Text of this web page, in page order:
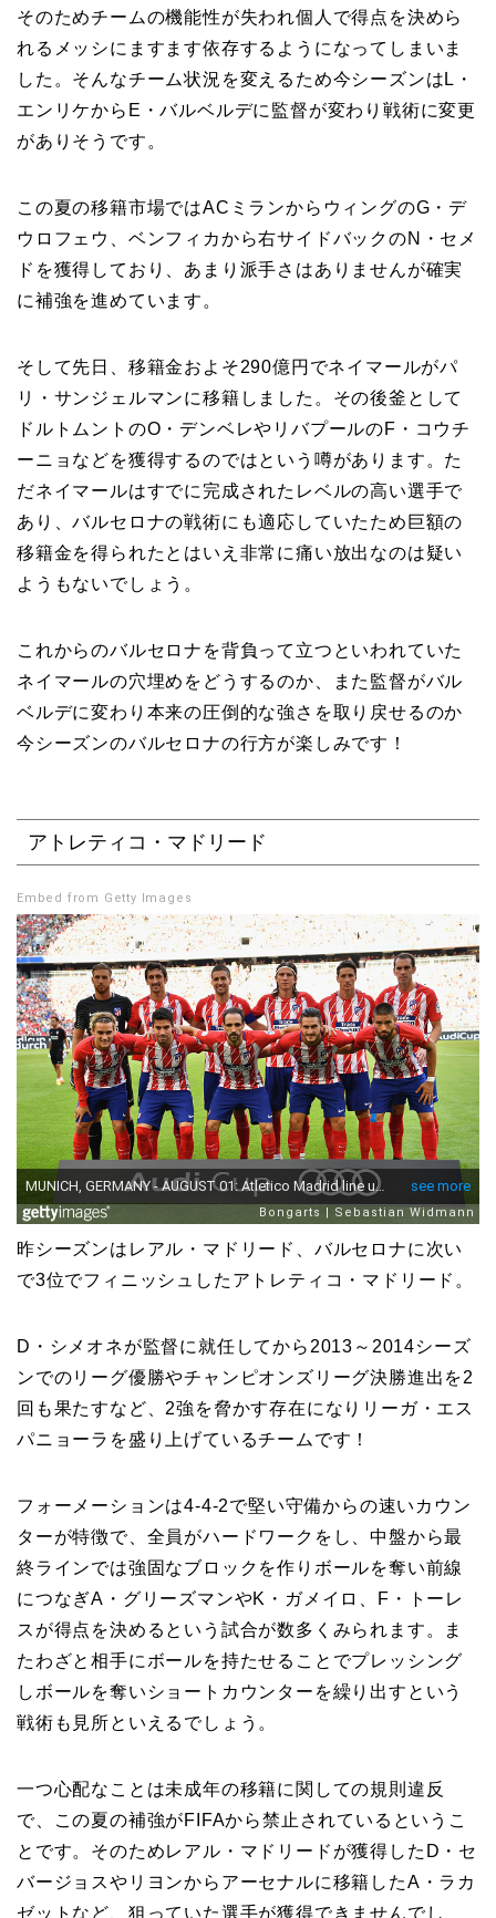
そのためチームの機能性が失われ個人で得点を決めら
れるメッシにますます依存するようになってしまいま
した。そんなチーム状況を変えるため今シーズンはL・
エンリケからE・バルベルデに監督が変わり戦術に変更
がありそうです。
この夏の移籍市場ではACミランからウィングのG・デ
ウロフェウ、ベンフィカから右サイドバックのN・セメ
ドを獲得しており、あまり派手さはありませんが確実
に補強を進めています。
そして先日、移籍金およそ290億円でネイマールがパ
リ・サンジェルマンに移籍しました。その後釜として
ドルトムントのO・デンベレやリバプールのF・コウチ
ーニョなどを獲得するのではという噂があります。た
だネイマールはすでに完成されたレベルの高い選手で
あり、バルセロナの戦術にも適応していたため巨額の
移籍金を得られたとはいえ非常に痛い放出なのは疑い
ようもないでしょう。
これからのバルセロナを背負って立つといわれていた
ネイマールの穴埋めをどうするのか、また監督がバル
ベルデに変わり本来の圧倒的な強さを取り戻せるのか
今シーズンのバルセロナの行方が楽しみです！
アトレティコ・マドリード
Embed from Getty Images
昨シーズンはレアル・マドリード、バルセロナに次い
で3位でフィニッシュしたアトレティコ・マドリード。
D・シメオネが監督に就任してから2013～2014シーズ
ンでのリーグ優勝やチャンピオンズリーグ決勝進出を2
回も果たすなど、2強を脅かす存在になりリーガ・エス
パニョーラを盛り上げているチームです！
フォーメーションは4-4-2で堅い守備からの速いカウン
ターが特徴で、全員がハードワークをし、中盤から最
終ラインでは強固なブロックを作りボールを奪い前線
につなぎA・グリーズマンやK・ガメイロ、F・トーレ
スが得点を決めるという試合が数多くみられます。ま
たわざと相手にボールを持たせることでプレッシング
しボールを奪いショートカウンターを繰り出すという
戦術も見所といえるでしょう。
一つ心配なことは未成年の移籍に関しての規則違反
で、この夏の補強がFIFAから禁止されているというこ
とです。そのためレアル・マドリードが獲得したD・セ
バージョスやリヨンからアーセナルに移籍したA・ラカ
ゼットなど、狙っていた選手が獲得できませんでし